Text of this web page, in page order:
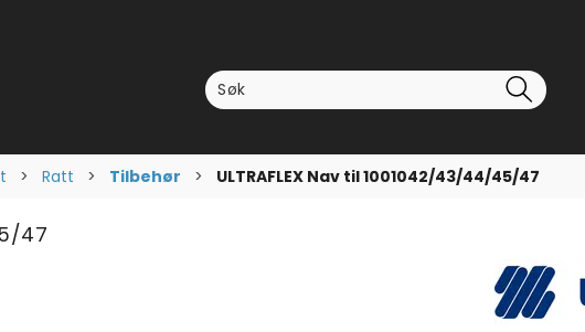
> Ratt > Tilbehør > ULTRAFLEX Nav til 1001042/43/44/45/47
47